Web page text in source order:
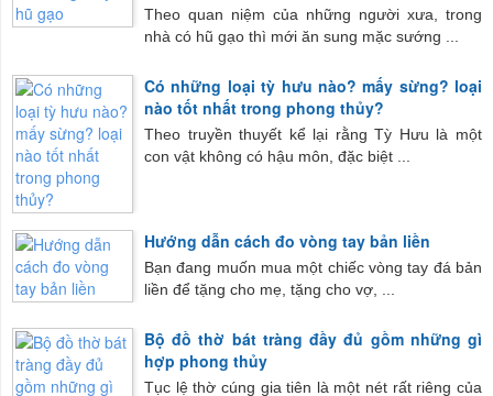
Theo quan niệm của những người xưa, trong
nhà có hũ gạo thì mới ăn sung mặc sướng ...
Có những loại tỳ hưu nào? mấy sừng? loại
nào tốt nhất trong phong thủy?
Theo truyền thuyết kể lại rằng Tỳ Hưu là một
con vật không có hậu môn, đặc biệt ...
Hướng dẫn cách đo vòng tay bản liền
Bạn đang muốn mua một chiếc vòng tay đá bản
liền để tặng cho mẹ, tặng cho vợ, ...
Bộ đồ thờ bát tràng đầy đủ gồm những gì
hợp phong thủy
Tục lệ thờ cúng gia tiên là một nét rất riêng của